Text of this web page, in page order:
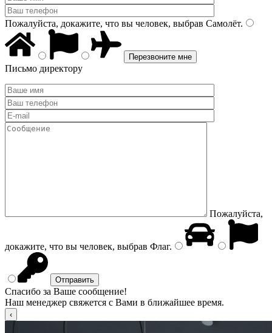
Пожалуйста, докажите, что вы человек, выбрав Самолёт.
Письмо директору
Пожалуйста,
докажите, что вы человек, выбрав Флаг.
Спасибо за Ваше сообщение!
Наш менеджер свяжется с Вами в ближайшее время.